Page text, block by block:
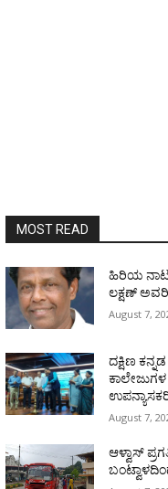
MOST READ
ಹಿರಿಯ
ಲಕ್ಷಣ್
August 7,
ದಕ್ಷಿಣ
August 7,
ಆಳ್ವಾಸ್